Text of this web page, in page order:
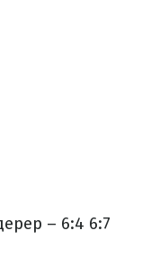
– 6:4 6:7